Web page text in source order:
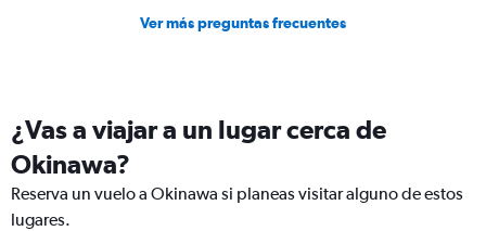
Ver más preguntas frecuentes
¿Vas a viajar a un lugar cerca de
Okinawa?
Reserva un vuelo a Okinawa si planeas visitar alguno de estos
lugares.